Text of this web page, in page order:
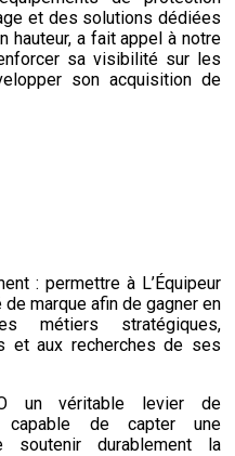
et des solutions dédiées
hauteur, a fait appel à notre
sa visibilité sur les
son acquisition de
: permettre à L’Équipeur
marque afin de gagner en
métiers stratégiques,
et aux recherches de ses
un véritable levier de
capable de capter une
durablement la